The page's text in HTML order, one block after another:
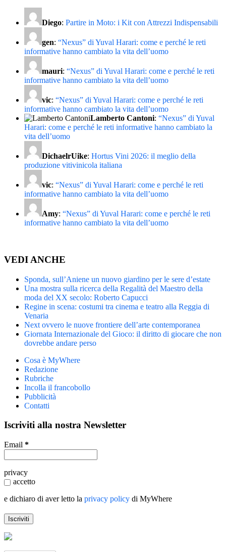
Diego: Partire in Moto: i Kit con Attrezzi Indispensabili
gen: “Nexus” di Yuval Harari: come e perché le reti
informative hanno cambiato la vita dell’uomo
mauri: “Nexus” di Yuval Harari: come e perché le reti
informative hanno cambiato la vita dell’uomo
vic: “Nexus” di Yuval Harari: come e perché le reti
informative hanno cambiato la vita dell’uomo
Lamberto Cantoni: “Nexus” di Yuval
Harari: come e perché le reti informative hanno cambiato la
vita dell’uomo
DichaelrUike: Hortus Vini 2026: il meglio della
produzione vitivinicola italiana
vic: “Nexus” di Yuval Harari: come e perché le reti
informative hanno cambiato la vita dell’uomo
Amy: “Nexus” di Yuval Harari: come e perché le reti
informative hanno cambiato la vita dell’uomo
VEDI ANCHE
Sponda, sull’Aniene un nuovo giardino per le sere d’estate
Una mostra sulla ricerca della Regalità del Maestro della
moda del XX secolo: Roberto Capucci
Regine in scena: costumi tra cinema e teatro alla Reggia di
Venaria
Next ovvero le nuove frontiere dell’arte contemporanea
Giornata Internazionale del Gioco: il diritto di giocare che non
dovrebbe andare perso
Cosa è MyWhere
Redazione
Rubriche
Incolla il francobollo
Pubblicità
Contatti
Iscriviti alla nostra Newsletter
Email *
privacy
accetto
e dichiaro di aver letto la privacy policy di MyWhere